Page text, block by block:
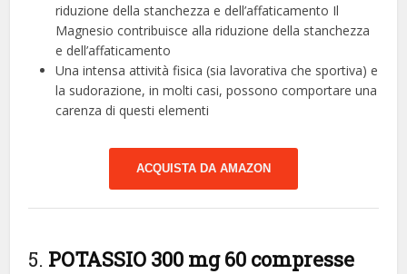
riduzione della stanchezza e dell’affaticamento Il
Magnesio contribuisce alla riduzione della stanchezza
e dell’affaticamento
Una intensa attività fisica (sia lavorativa che sportiva) e
la sudorazione, in molti casi, possono comportare una
carenza di questi elementi
ACQUISTA DA AMAZON
5. POTASSIO 300 mg 60 compresse